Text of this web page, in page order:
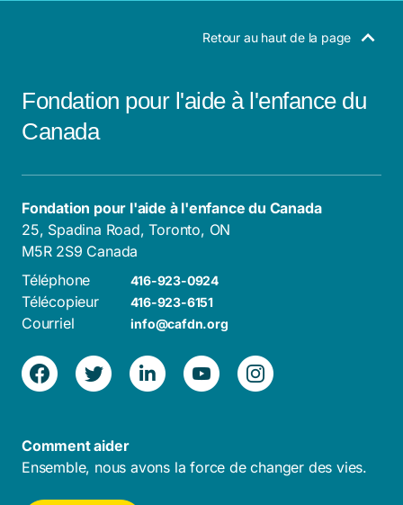
Retour au haut de la page
Fondation pour l'aide à l'enfance du
Canada
Fondation pour l'aide à l'enfance du Canada
25, Spadina Road, Toronto, ON
M5R 2S9 Canada
Téléphone
416-923-0924
Télécopieur 416-923-6151
Courriel info@cafdn.org
Comment aider
Ensemble, nous avons la force de changer des vies.